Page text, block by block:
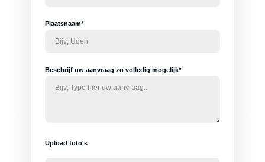
Plaatsnaam*
Beschrijf uw aanvraag zo volledig mogelijk*
Upload foto's